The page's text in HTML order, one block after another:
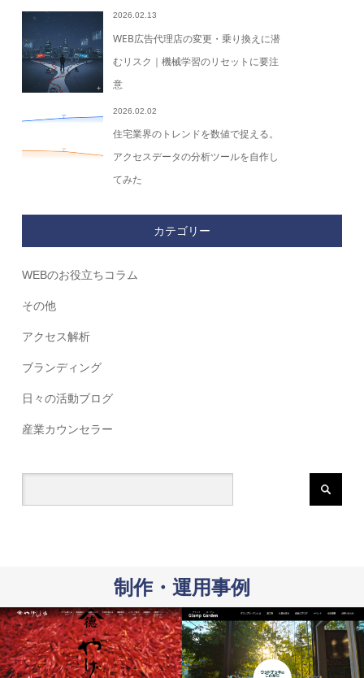
2026.02.13
WEB広告代理店の変更・乗り換えに潜
むリスク｜機械学習のリセットに要注
意
2026.02.02
住宅業界のトレンドを数値で捉える。
アクセスデータの分析ツールを自作し
てみた
カテゴリー
WEBのお役立ちコラム
その他
アクセス解析
ブランディング
日々の活動ブログ
産業カウンセラー
制作・運用事例